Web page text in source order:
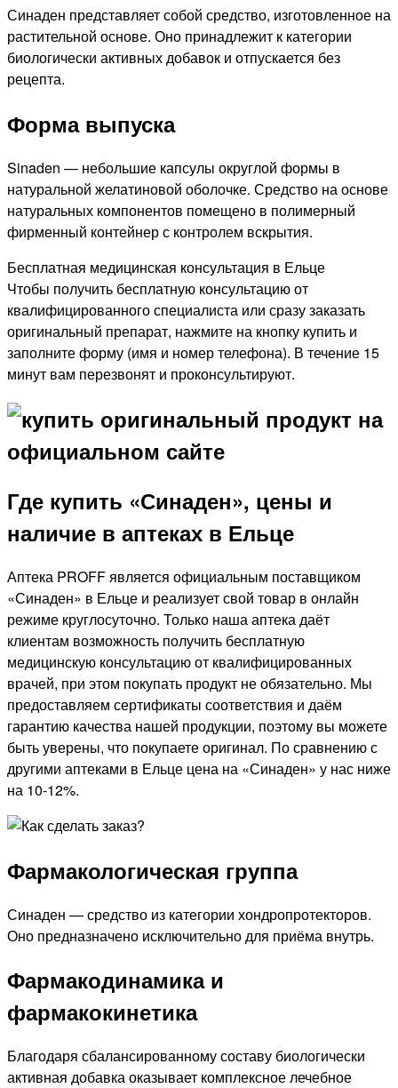
Синаден представляет собой средство, изготовленное на
растительной основе. Оно принадлежит к категории
биологически активных добавок и отпускается без
рецепта.
Форма выпуска
Sinaden — небольшие капсулы округлой формы в
натуральной желатиновой оболочке. Средство на основе
натуральных компонентов помещено в полимерный
фирменный контейнер с контролем вскрытия.
Бесплатная медицинская консультация в Ельце
Чтобы получить бесплатную консультацию от
квалифицированного специалиста или сразу заказать
оригинальный препарат, нажмите на кнопку купить и
заполните форму (имя и номер телефона). В течение 15
минут вам перезвонят и проконсультируют.
Где купить «Синаден», цены и
наличие в аптеках в Ельце
Аптека PROFF является официальным поставщиком
«Синаден» в Ельце и реализует свой товар в онлайн
режиме круглосуточно. Только наша аптека даёт
клиентам возможность получить бесплатную
медицинскую консультацию от квалифицированных
врачей, при этом покупать продукт не обязательно. Мы
предоставляем сертификаты соответствия и даём
гарантию качества нашей продукции, поэтому вы можете
быть уверены, что покупаете оригинал. По сравнению с
другими аптеками в Ельце цена на «Синаден» у нас ниже
на 10-12%.
Фармакологическая группа
Синаден — средство из категории хондропротекторов.
Оно предназначено исключительно для приёма внутрь.
Фармакодинамика и
фармакокинетика
Благодаря сбалансированному составу биологически
активная добавка оказывает комплексное лечебное